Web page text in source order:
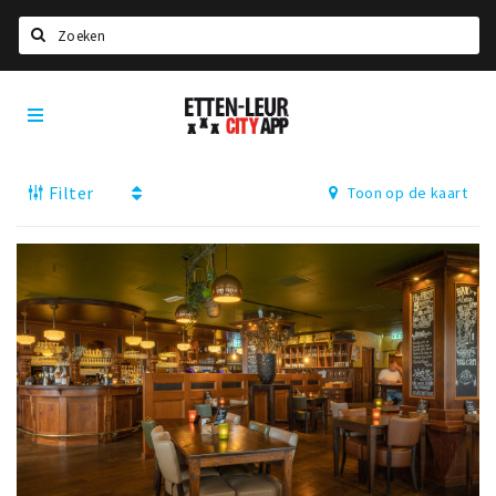
Home
Deals
Nieuws, interviews & blogs
Eten
Drinken
Slapen
Recreatief
Winkels
Etten-
Leur
Filter
Toon op de kaart